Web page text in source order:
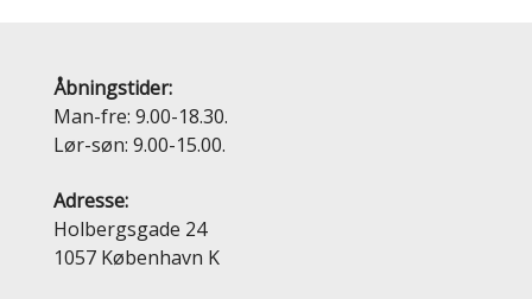
Åbningstider:
Man-fre: 9.00-18.30.
Lør-søn: 9.00-15.00.
Adresse:
Holbergsgade 24
1057 København K